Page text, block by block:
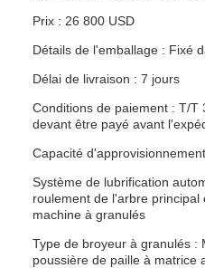
Prix : 26 800 USD
Détails de l'emballage : Fixé
Délai de livraison : 7 jours
Conditions de paiement : T/T
devant être payé avant
Capacité
Système de lubrification
roulement de l'arbre principal
machine à granulés
Type de broyeur à granulés :
poussière de paille à matrice